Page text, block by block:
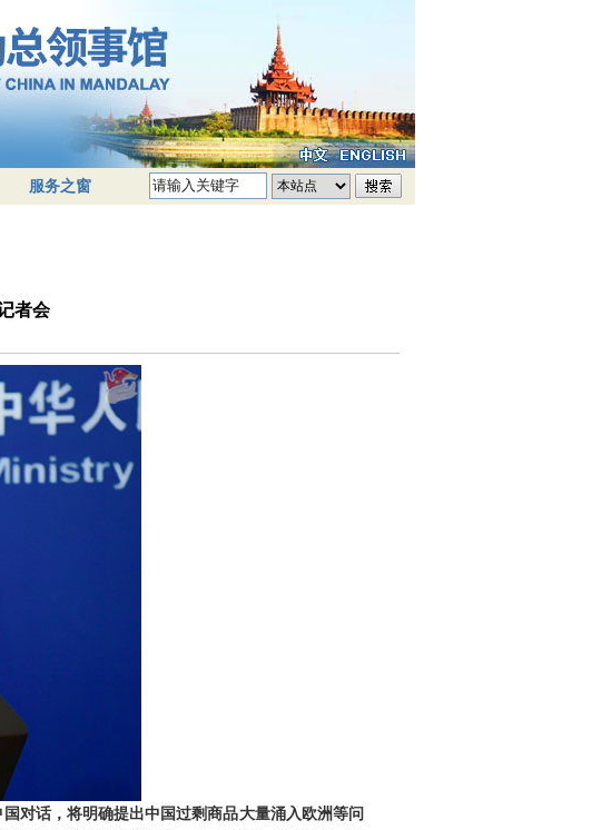
服务之窗
者会
对话，将明确提出中国过剩商品大量涌入欧洲等问